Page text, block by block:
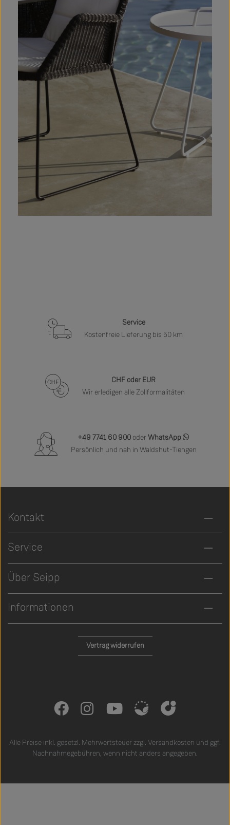
Service
Kostenfreie Lieferung bis 50 km
CHF oder EUR
Wir erledigen alle Zollformalitäten
+49 7741 60 900 oder WhatsApp
Persönlich und nah in Waldshut-Tiengen
Kontakt
Service
Über Seipp
Informationen
Vertrag widerrufen
Alle Preise inkl. gesetzl. Mehrwertsteuer zzgl. Versandkosten und ggf.
Nachnahmegebühren, wenn nicht anders angegeben.